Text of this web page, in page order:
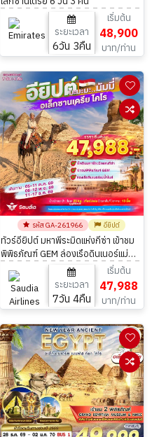
ระยะเวลา
6วัน 3คืน
เริ่มต้น
48,900
บาท/ท่าน
รหัส GA-261966 อียิปต์
ทัวร์อียิปต์ มหาพีระมิดแห่งกีซ่า เข้าชม
พิพิธภัณฑ์ GEM ล่องเรือดินเนอร์แม่น้ำ
ไนล์ 7วัน 4คืน
ระยะเวลา
7วัน 4คืน
เริ่มต้น
47,988
บาท/ท่าน